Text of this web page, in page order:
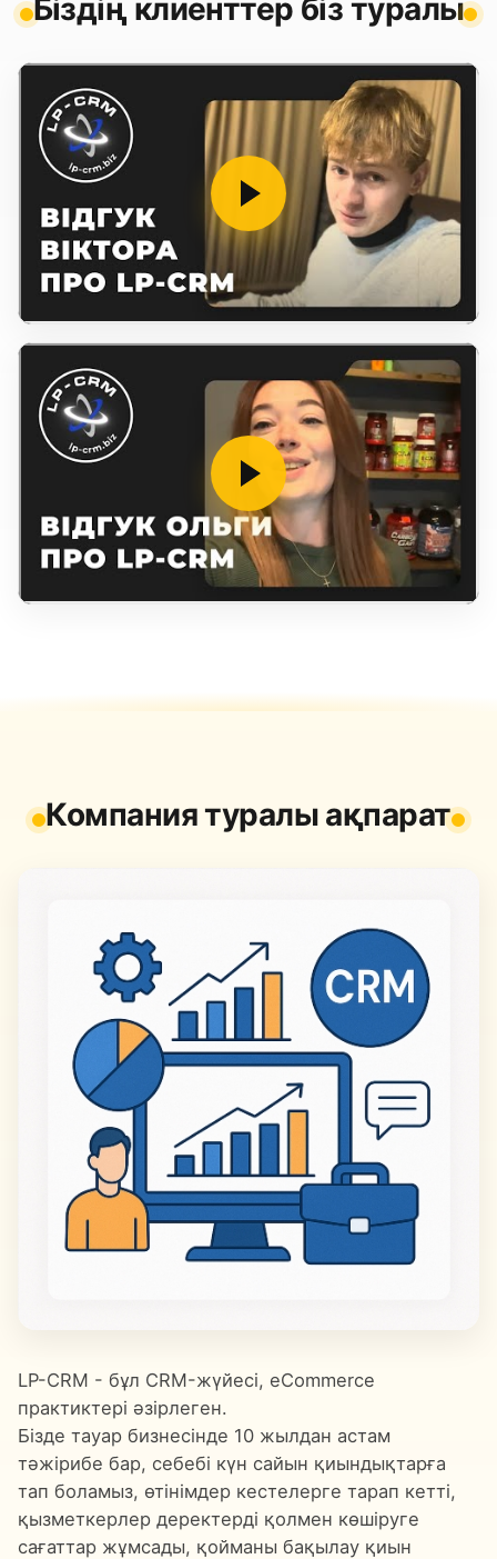
Біздің клиенттер біз туралы
Компания туралы ақпарат
LP-CRM - бұл CRM-жүйесі, eCommerce
практиктері әзірлеген.
Бізде тауар бизнесінде 10 жылдан астам
тәжірибе бар, себебі күн сайын қиындықтарға
тап боламыз, өтінімдер кестелерге тарап кетті,
қызметкерлер деректерді қолмен көшіруге
сағаттар жұмсады, қойманы бақылау қиын